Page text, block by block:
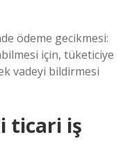
ödeme gecikmesi:
için, tüketiciye
vadeyi bildirmesi
ticari iş